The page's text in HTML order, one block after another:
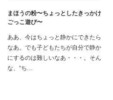
まほうの粉〜ちょっとしたきっかけ
ごっこ遊び〜
ああ、今はちょっと静かにできたら
なあ。でも子どもたちが自分で静か
にするのは難しいなあ・・・。そん
な、“ち